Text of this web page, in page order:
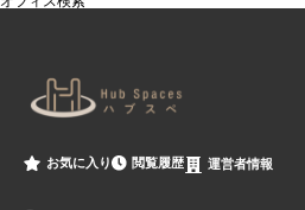
お気に入り 閲覧履歴 運営者情報